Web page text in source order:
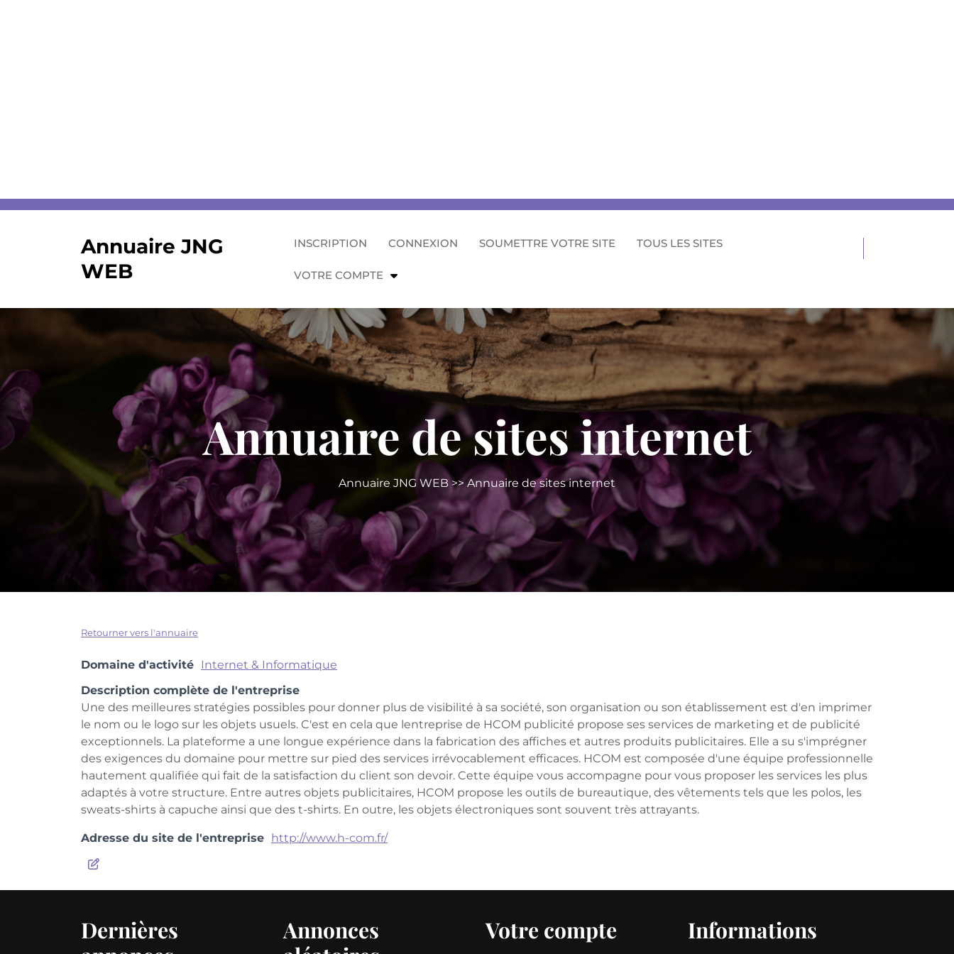
Annuaire JNG
WEB
INSCRIPTION CONNEXION SOUMETTRE VOTRE SITE TOUS LES SITES
VOTRE COMPTE
Annuaire de sites internet
Annuaire JNG WEB>> Annuaire de sites internet
Retourner vers l'annuaire
Domaine d'activité Internet & Informatique
Description complète de l'entreprise
Une des meilleures stratégies possibles pour donner plus de visibilité à sa société, son organisation ou son établissement est d'en imprimer
le nom ou le logo sur les objets usuels. C'est en cela que lentreprise de HCOM publicité propose ses services de marketing et de publicité
exceptionnels. La plateforme a une longue expérience dans la fabrication des affiches et autres produits publicitaires. Elle a su s'imprégner
des exigences du domaine pour mettre sur pied des services irrévocablement efficaces. HCOM est composée d'une équipe professionnelle
hautement qualifiée qui fait de la satisfaction du client son devoir. Cette équipe vous accompagne pour vous proposer les services les plus
adaptés à votre structure. Entre autres objets publicitaires, HCOM propose les outils de bureautique, des vêtements tels que les polos, les
sweats-shirts à capuche ainsi que des t-shirts. En outre, les objets électroniques sont souvent très attrayants.
Adresse du site de l'entreprise http://www.h-com.fr/
Dernières
Annonces
Votre compte Informations